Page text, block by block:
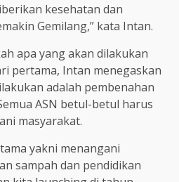
kesehatan dan
Gemilang,” kata Intan.
apa yang akan dilakukan
pertama, Intan menegaskan
adalah pembenahan
ASN betul-betul harus
masyarakat.
yakni menangani
sampah dan pendidikan